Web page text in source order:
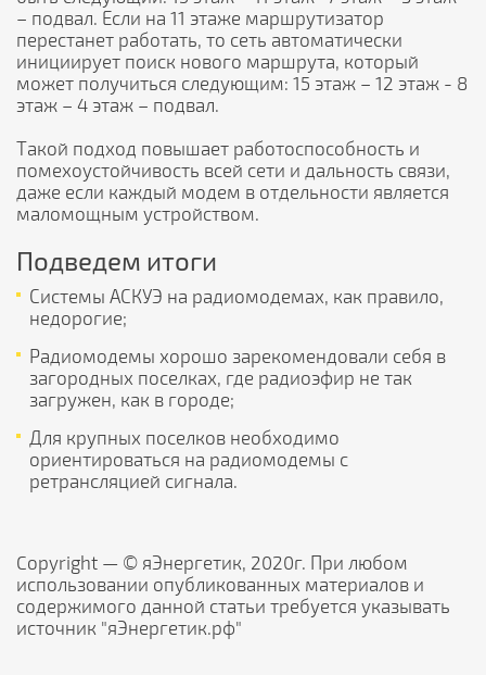
– подвал. Если на 11 этаже маршрутизатор
перестанет работать, то сеть автоматически
инициирует поиск нового маршрута, который
может получиться следующим: 15 этаж – 12 этаж - 8
этаж – 4 этаж – подвал.
Такой подход повышает работоспособность и
помехоустойчивость всей сети и дальность связи,
даже если каждый модем в отдельности является
маломощным устройством.
Подведем итоги
Системы АСКУЭ на радиомодемах, как правило,
недорогие;
Радиомодемы хорошо зарекомендовали себя в
загородных поселках, где радиоэфир не так
загружен, как в городе;
Для крупных поселков необходимо
ориентироваться на радиомодемы с
ретрансляцией сигнала.
Copyright — © яЭнергетик, 2020г. При любом
использовании опубликованных материалов и
содержимого данной статьи требуется указывать
источник "яЭнергетик.рф"